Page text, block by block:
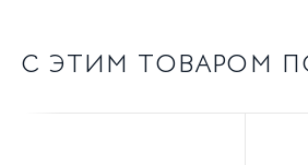
С ЭТИМ ТОВАРОМ